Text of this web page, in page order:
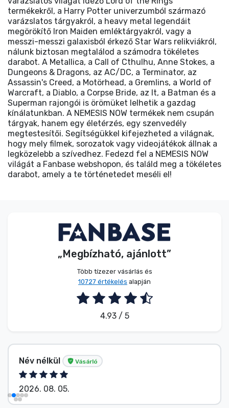
termékekről, a Harry Potter univerzumból származó
varázslatos tárgyakról, a heavy metal legendáit
megörökítő Iron Maiden emléktárgyakról, vagy a
messzi-messzi galaxisból érkező Star Wars relikviákról,
nálunk biztosan megtalálod a számodra tökéletes
darabot. A Metallica, a Call of Cthulhu, Anne Stokes, a
Dungeons & Dragons, az AC/DC, a Terminator, az
Assassin's Creed, a Motörhead, a Gremlins, a World of
Warcraft, a Diablo, a Corpse Bride, az It, a Batman és a
Superman rajongói is örömüket lelhetik a gazdag
kínálatunkban. A NEMESIS NOW termékek nem csupán
tárgyak, hanem egy életérzés, egy szenvedély
megtestesítői. Segítségükkel kifejezheted a világnak,
hogy mely filmek, sorozatok vagy videojátékok állnak a
legközelebb a szívedhez. Fedezd fel a NEMESIS NOW
világát a Fanbase webshopon, és találd meg a tökéletes
darabot, amely a te történetedet meséli el!
„Megbízható, ajánlott”
Több tízezer vásárlás és
10727 értékelés alapján
4.93 / 5
Név nélkül Vásárló
2026. 08. 05.